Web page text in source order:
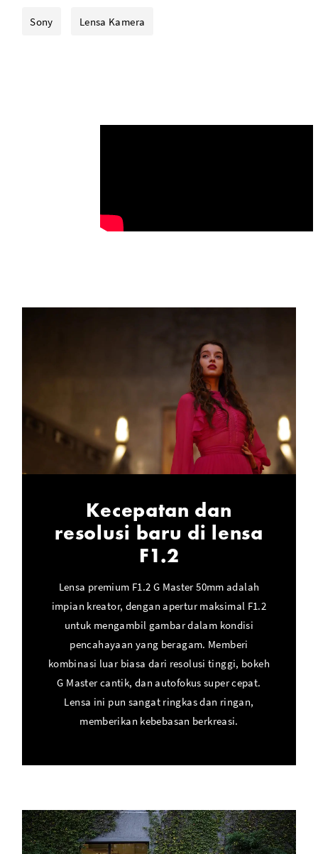
Sony Lensa Kamera
Kecepatan dan
resolusi baru di lensa
F1.2
Lensa premium F1.2 G Master 50mm adalah
impian kreator, dengan apertur maksimal F1.2
untuk mengambil gambar dalam kondisi
pencahayaan yang beragam. Memberi
kombinasi luar biasa dari resolusi tinggi, bokeh
G Master cantik, dan autofokus super cepat.
Lensa ini pun sangat ringkas dan ringan,
memberikan kebebasan berkreasi.